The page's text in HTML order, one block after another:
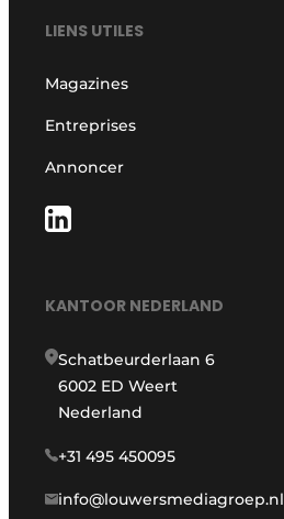
LIENS UTILES
Magazines
Entreprises
Annoncer
KANTOOR NEDERLAND
Schatbeurderlaan 6
6002 ED Weert
Nederland
+31 495 450095
info@louwersmediagroep.nl